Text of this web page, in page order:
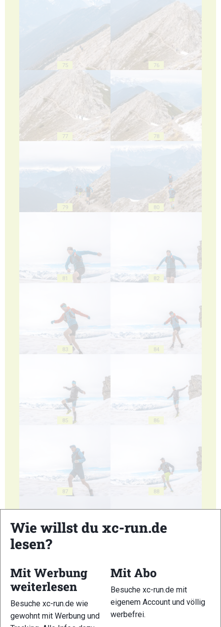
75 76
77 78
79 80
81 82
83 84
85 86
87 88
Wie willst du xc-run.de
lesen?
Mit Werbung
weiterlesen
Besuche xc-run.de wie
gewohnt mit Werbung und
Mit Abo
Besuche xc-run.de mit
eigenem Account und völlig
werbefrei.